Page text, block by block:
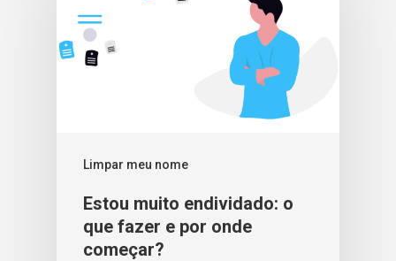
Limpar meu nome
Estou muito endividado: o
que fazer e por onde
começar?